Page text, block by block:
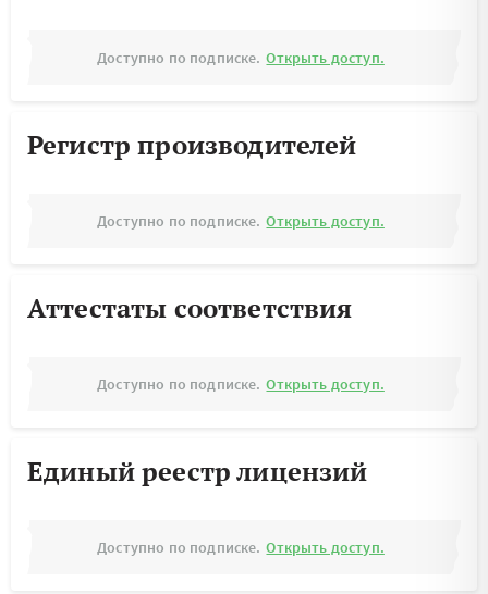
Доступно по подписке. Открыть доступ.
Регистр производителей
Доступно по подписке. Открыть доступ.
Аттестаты соответствия
Доступно по подписке. Открыть доступ.
Единый реестр лицензий
Доступно по подписке. Открыть доступ.